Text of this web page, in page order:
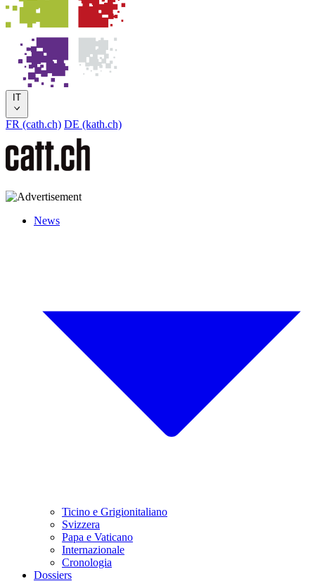
IT
FR (cath.ch) DE (kath.ch)
News
Ticino e Grigionitaliano
Svizzera
Papa e Vaticano
Internazionale
Cronologia
Dossiers